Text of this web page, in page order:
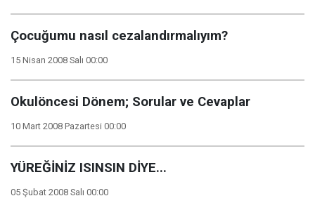
Çocuğumu nasıl cezalandırmalıyım?
15 Nisan 2008 Salı 00:00
Okulöncesi Dönem; Sorular ve Cevaplar
10 Mart 2008 Pazartesi 00:00
YÜREĞİNİZ ISINSIN DİYE...
05 Şubat 2008 Salı 00:00